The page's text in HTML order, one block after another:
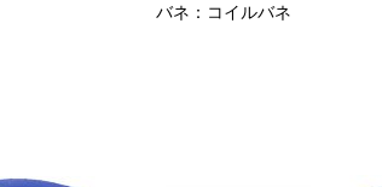
バネ
コイルバネ